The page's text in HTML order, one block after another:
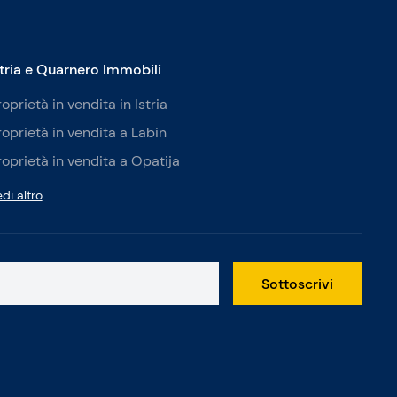
Sottoscrivi
e Quarnero Immobili
in vendita in Istria
in vendita a Labin
in vendita a Opatija
altro